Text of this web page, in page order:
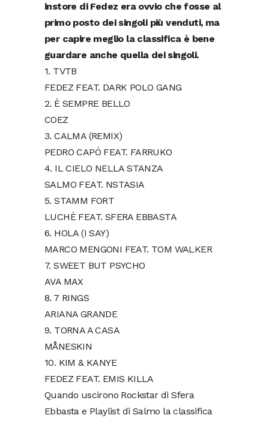
instore di Fedez era ovvio che fosse al
primo posto dei singoli più venduti, ma
per capire meglio la classifica è bene
guardare anche quella dei singoli.
1. TVTB
FEDEZ FEAT. DARK POLO GANG
2. È SEMPRE BELLO
COEZ
3. CALMA (REMIX)
PEDRO CAPÓ FEAT. FARRUKO
4. IL CIELO NELLA STANZA
SALMO FEAT. NSTASIA
5. STAMM FORT
LUCHÈ FEAT. SFERA EBBASTA
6. HOLA (I SAY)
MARCO MENGONI FEAT. TOM WALKER
7. SWEET BUT PSYCHO
AVA MAX
8. 7 RINGS
ARIANA GRANDE
9. TORNA A CASA
MÅNESKIN
10. KIM & KANYE
FEDEZ FEAT. EMIS KILLA
Quando uscirono Rockstar di Sfera
Ebbasta e Playlist di Salmo la classifica